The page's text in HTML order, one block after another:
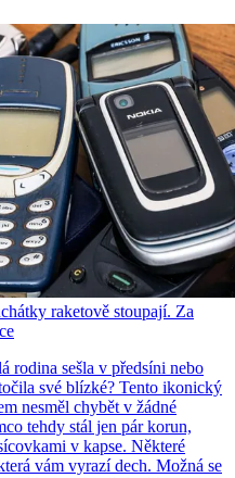
raketově stoupají. Za
rodina sešla v předsíni nebo
své blízké? Tento ikonický
nesměl chybět v žádné
tehdy stál jen pár korun,
v kapse. Některé
vám vyrazí dech. Možná se